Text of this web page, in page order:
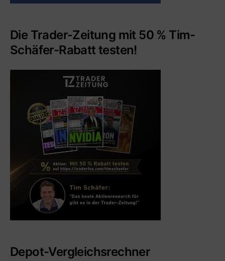
Die Trader-Zeitung mit 50 % Tim-
Schäfer-Rabatt testen!
Depot-Vergleichsrechner